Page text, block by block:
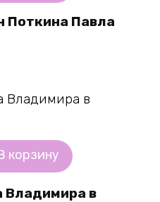
Поткина Павла
корзину
Владимира в